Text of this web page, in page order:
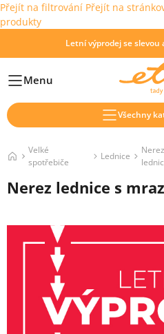
Přejít na filtrování Přejít na
produkty
Letní výprodej se slevou
HlavníMenu
Všechny
Velké
spotřebiče
Lednice
Nerez
Nerez lednice s